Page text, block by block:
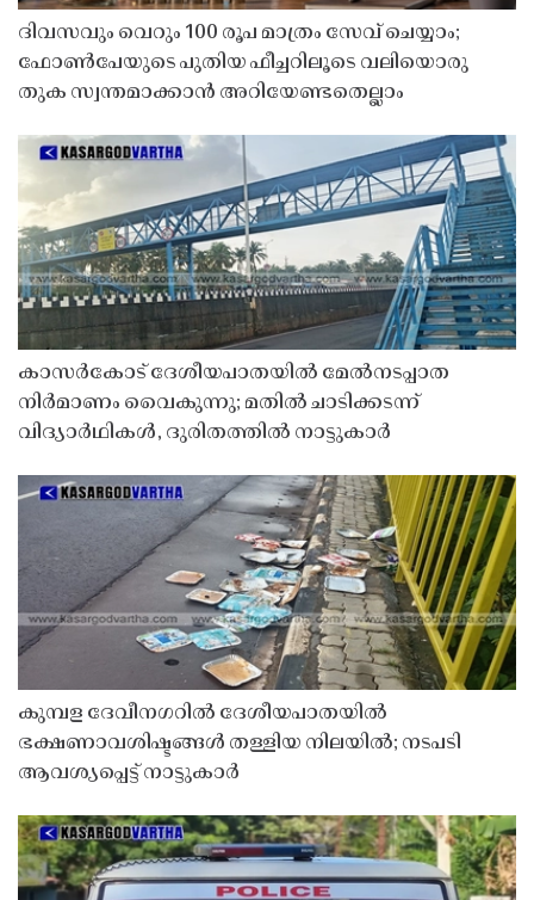
ദിവസവും വെറും 100 രൂപ മാത്രം സേവ് ചെയ്യാം;
ഫോൺപേയുടെ പുതിയ ഫീച്ചറിലൂടെ വലിയൊരു
തുക സ്വന്തമാക്കാൻ അറിയേണ്ടതെല്ലാം
കാസർകോട് ദേശീയപാതയിൽ മേൽനടപ്പാത
നിർമാണം വൈകുന്നു; മതിൽ ചാടിക്കടന്ന്
വിദ്യാർഥികൾ, ദുരിതത്തിൽ നാട്ടുകാർ
കുമ്പള ദേവീനഗറിൽ ദേശീയപാതയിൽ
ഭക്ഷണാവശിഷ്ടങ്ങൾ തള്ളിയ നിലയിൽ; നടപടി
ആവശ്യപ്പെട്ട് നാട്ടുകാർ